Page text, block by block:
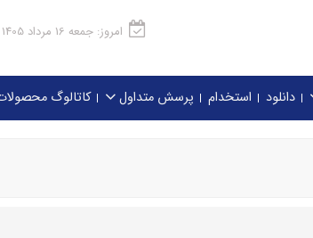
امروز: جمعه 16 مرداد 1405
دانلود استخدام پرسش متداول کاتالوگ